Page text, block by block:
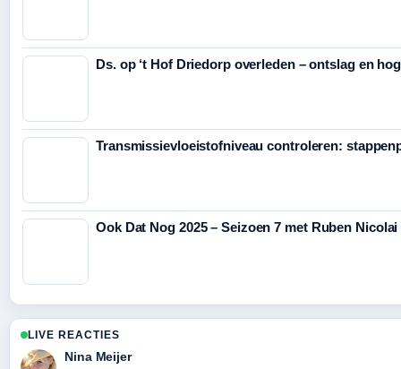
Ds. op ‘t Hof Driedorp overleden – ontslag en
Transmissievloeistofniveau controleren:
Ook Dat Nog 2025 – Seizoen 7 met Ruben
LIVE REACTIES
Nina Meijer